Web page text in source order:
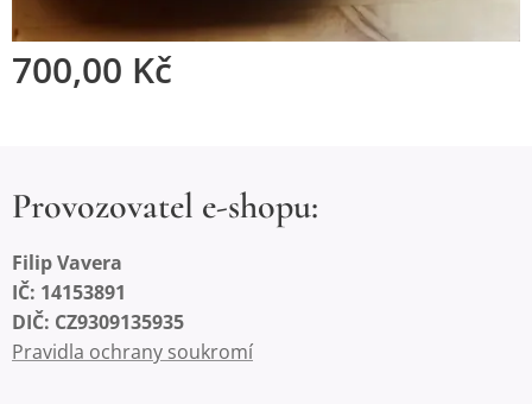
700,00 Kč
Provozovatel e-shopu:
Filip Vavera
IČ: 14153891
DIČ: CZ9309135935
Pravidla ochrany soukromí